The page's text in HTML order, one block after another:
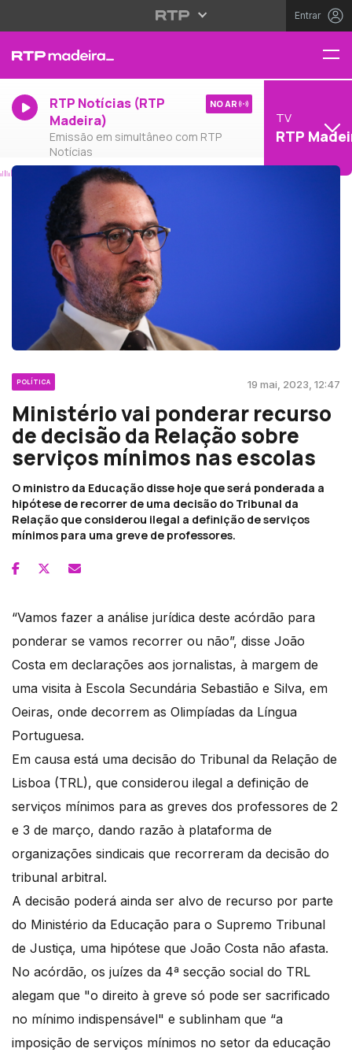
Entrar
RTP Notícias (RTP
Madeira)
Emissão em simultâneo com RTP
Notícias
NO AR
TV
RTP
POLÍTICA 19 mai, 2023, 12:47
Ministério vai ponderar recurso
de decisão da Relação sobre
serviços mínimos nas escolas
O ministro da Educação disse hoje que será ponderada a
hipótese de recorrer de uma decisão do Tribunal da
Relação que considerou ilegal a definição de serviços
mínimos para uma greve de professores.
“Vamos fazer a análise jurídica deste acórdão para
ponderar se vamos recorrer ou não”, disse João
Costa em declarações aos jornalistas, à margem de
uma visita à Escola Secundária Sebastião e Silva, em
Oeiras, onde decorrem as Olimpíadas da Língua
Portuguesa.
Em causa está uma decisão do Tribunal da Relação de
Lisboa (TRL), que considerou ilegal a definição de
serviços mínimos para as greves dos professores de 2
e 3 de março, dando razão à plataforma de
organizações sindicais que recorreram da decisão do
tribunal arbitral.
A decisão poderá ainda ser alvo de recurso por parte
do Ministério da Educação para o Supremo Tribunal
de Justiça, uma hipótese que João Costa não afasta.
No acórdão, os juízes da 4ª secção social do TRL
alegam que "o direito à greve só pode ser sacrificado
no mínimo indispensável" e sublinham que “a
imposição de serviços mínimos no setor da educação